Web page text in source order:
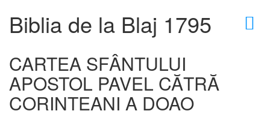
×
Biblia de la Blaj 1795
CARTEA SFÂNTULUI
APOSTOL PAVEL CĂTRĂ
CORINTEANI A DOAO